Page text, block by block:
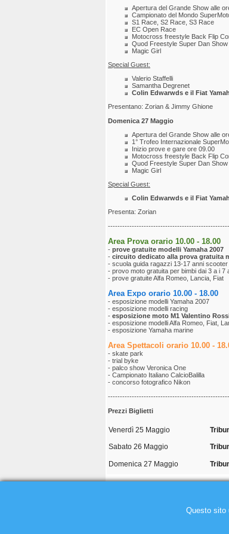
Apertura del Grande Show alle
Campionato del Mondo
S1 Race, S2 Race, S3 Race
EC Open Race
Motocross freestyle Back Flip
Quod Freestyle Super Dan Show
Magic Girl
Special Guest:
Valerio Staffelli
Samantha Degrenet
Colin Edwarwds e il Fiat
Presentano: Zorian & Jimmy Ghione
Domenica 27 Maggio
Apertura del Grande Show alle
1° Trofeo Internazionale
Inizio prove e gare ore 09.00
Motocross freestyle Back Flip
Quod Freestyle Super Dan Show
Magic Girl
Special Guest:
Colin Edwarwds e il Fiat
Presenta: Zorian
Area Prova orario 10.00 - 18.00
- prove gratuite modelli Yamaha 2007
- circuito dedicato alla prova gratuita
- scuola guida ragazzi 13-17 anni scooter
- provo moto gratuita per bimbi dai 3 a i 7
- prove gratuite Alfa Romeo, Lancia, Fiat
Area Expo orario 10.00 - 18.00
- esposizione modelli Yamaha 2007
- esposizione modelli racing
- esposizione moto M1 Valentino
- esposizione modelli Alfa Romeo, Fiat,
- esposizione Yamaha marine
Area Spettacoli orario 10.00 -
- skate park
- trial byke
- palco show Veronica One
- Campionato Italiano CalcioBalilla
- concorso fotografico Nikon
Prezzi Biglietti
Venerdì 25 Maggio
Sabato 26 Maggio
Domenica 27 Maggio
Questo sito